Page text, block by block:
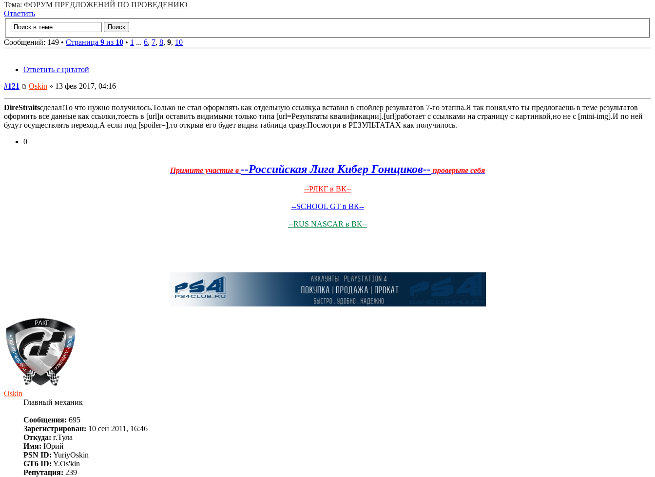
Тема: ФОРУМ ПРЕДЛОЖЕНИЙ ПО ПРОВЕДЕНИЮ
Ответить
Сообщений: 149 • Страница 9 из 10 • 1 ... 6, 7, 8, 9, 10
Ответить с цитатой
#121
Oskin » 13 фев 2017, 04:16
DireStraitsсделал!То что нужно получилось.Только не стал оформлять как отдельную ссылку,а вставил в спойлер результатов 7-го этаппа.Я так понял,что ты предлогаешь в теме результатов
оформить все данные как ссылки,тоесть в [url]и оставить видимыми только типа [url=Результаты квалификации].[url]работает с ссылками на страницу с картинкой,но не с [mini-img].И по ней
будут осуществлять переход.А если под [spoiler=],то открыв его будет видна таблица сразу.Посмотри в РЕЗУЛЬТАТАХ как получилось.
0
Примите участие в --Российская Лига Кибер Гонщиков-- проверьте себя
--РЛКГ в ВК--
--SCHOOL GT в ВК--
--RUS NASCAR в ВК--
Oskin
Главный механик
Сообщения: 695
Зарегистрирован: 10 сен 2011, 16:46
Откуда: г.Тула
Имя: Юрий
PSN ID: YuriyOskin
GT6 ID: Y.Os'kin
Репутация: 239